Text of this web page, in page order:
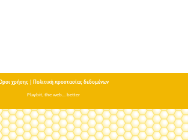
χρήσης| Πολιτική προστασίας δεδομένων
Playbit, the web... better